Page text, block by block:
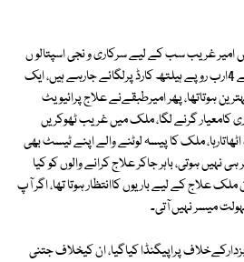
امیر غریب سب کے لیے سرکاری و نجی اسپتالو ں
میں علاج کی سہولت ہوگی، ساڑھے 4ارب روپے ہیلتھ کارڈ پرلگائے جارہے ہیں، ایک
ہوتاتھا، پھر امیرطبقےنے علاج پرائیویٹ
کامعیار گرنے لگا، ملک میں غریب ٹھوکریں
اٹھاتارہا، ملک کا پیسہ لوٹنے والے اپنے ٹیسٹ بھی
ہی نہیں ہوتی، باہر جاکر علاج کرانے والوں کو کیا
علاج کے لیے باریوں کاانتظار ہوتا تھا، اگر آپ
میسر نہیں آتی۔
پراپیگنڈا کیاگیا، ان کیخلاف جتنی